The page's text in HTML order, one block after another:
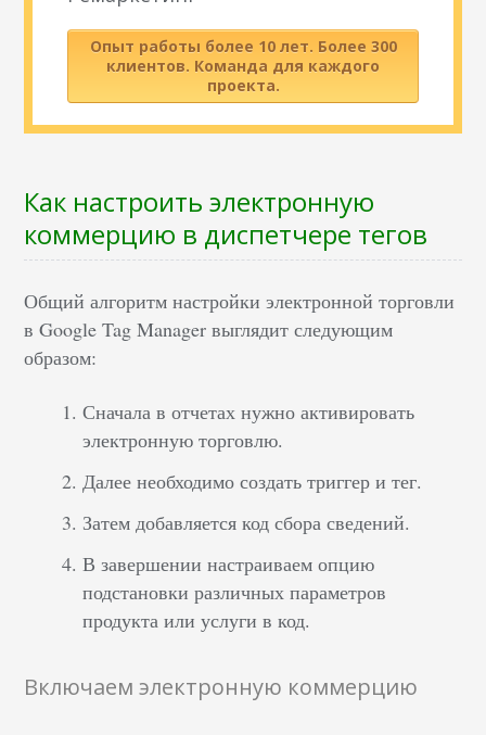
Опыт работы более 10 лет. Более 300
клиентов. Команда для каждого
проекта.
Как настроить электронную
коммерцию в диспетчере тегов
Общий алгоритм настройки электронной торговли
в Google Tag Manager выглядит следующим
образом:
Сначала в отчетах нужно активировать
электронную торговлю.
Далее необходимо создать триггер и тег.
Затем добавляется код сбора сведений.
В завершении настраиваем опцию
подстановки различных параметров
продукта или услуги в код.
Включаем электронную коммерцию